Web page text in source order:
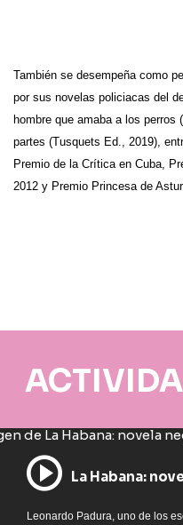
También se desempeña como
por sus novelas policiacas del
hombre que amaba a los
partes (Tusquets Ed., 2019),
Premio de la Crítica en Cuba,
2012 y Premio Princesa de
La Habana:
Leonardo Padura, uno de los